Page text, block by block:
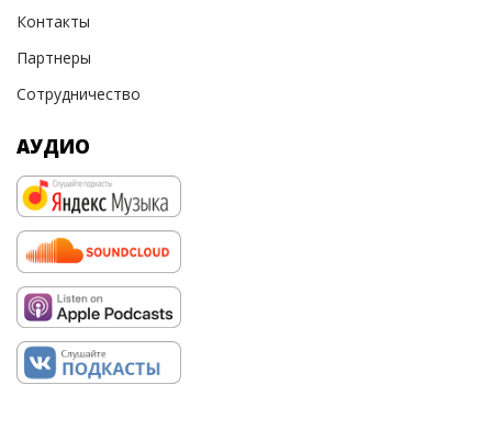
Контакты
Партнеры
Сотрудничество
АУДИО